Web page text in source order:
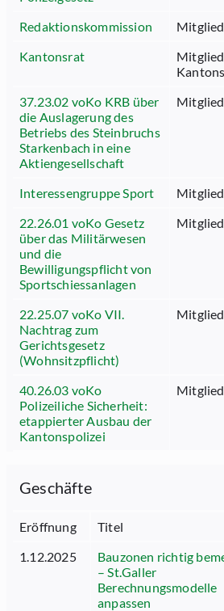
Redaktionskommission
Mitglied
Kantonsrat
37.23.02 voKo KRB über
die Auslagerung des
Betriebs des Steinbruchs
Starkenbach in eine
Aktiengesellschaft
Mitglied
Interessengruppe Sport Mitglied
22.26.01 voKo Gesetz
über das Militärwesen
und die
Bewilligungspflicht von
Sportschiessanlagen
Mitglied
22.25.07 voKo VII.
Nachtrag zum
Gerichtsgesetz
(Wohnsitzpflicht)
Mitglied
40.26.03 voKo
Polizeiliche Sicherheit:
etappierter Ausbau der
Kantonspolizei
Mitglied
Geschäfte
Eröffnung Titel
1.12.2025
Bauzonen richtig
– St.Galler
Berechnungsmodelle
anpassen